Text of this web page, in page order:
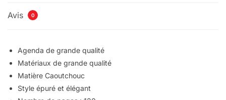
Avis 0
Agenda de grande qualité
Matériaux de grande qualité
Matière Caoutchouc
Style épuré et élégant